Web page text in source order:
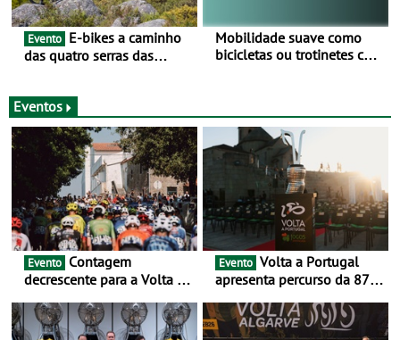
Evento
das quatro serras das
e 10 de Junho
Mobilidade suave como
bicicletas ou trotinetes com
usam os automóveis
exclusivamente em áreas
urbanas
Eventos
Evento
decrescente para a Volta a
as 17 equipas de 2026
Evento
apresenta percurso da 87.ª
novo ciclo rumo ao
centenário